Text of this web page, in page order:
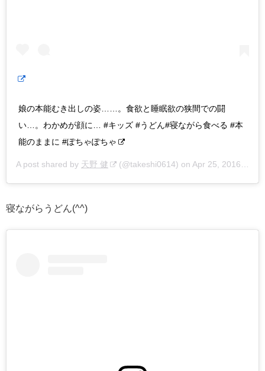
娘の本能むき出しの姿……。食欲と睡眠欲の狭間での闘
い…。わかめが顔に… #キッズ #うどん#寝ながら食べる #本
能のままに #ぽちゃぽちゃ
A post shared by 天野 健 (@takeshi0614) on Apr 25, 2016 at 1:52am PDT
寝ながらうどん(^^)